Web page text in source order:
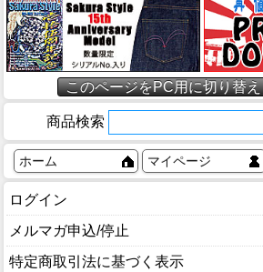
このページをPC用に切り替え
商品検索
ホーム マイページ
ログイン
メルマガ申込/停止
特定商取引法に基づく表示